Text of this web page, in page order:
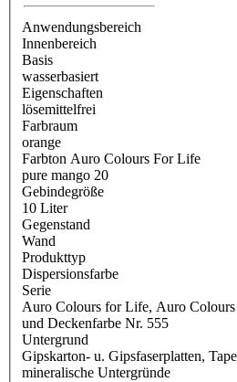
Anwendungsbereich
Innenbereich
Basis
wasserbasiert
Eigenschaften
lösemittelfrei
Farbraum
orange
Farbton Auro Colours For Life
pure mango 20
Gebindegröße
10 Liter
Gegenstand
Wand
Produkttyp
Dispersionsfarbe
Serie
Auro Colours for Life, Auro
und Deckenfarbe Nr. 555
Untergrund
Gipskarton- u. Gipsfaserplatten,
mineralische Untergründe